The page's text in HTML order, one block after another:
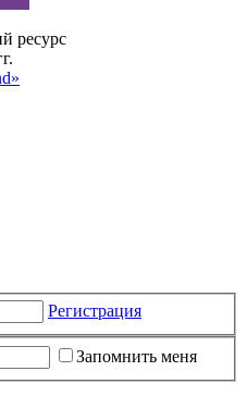
ресурс
Регистрация
Запомнить меня